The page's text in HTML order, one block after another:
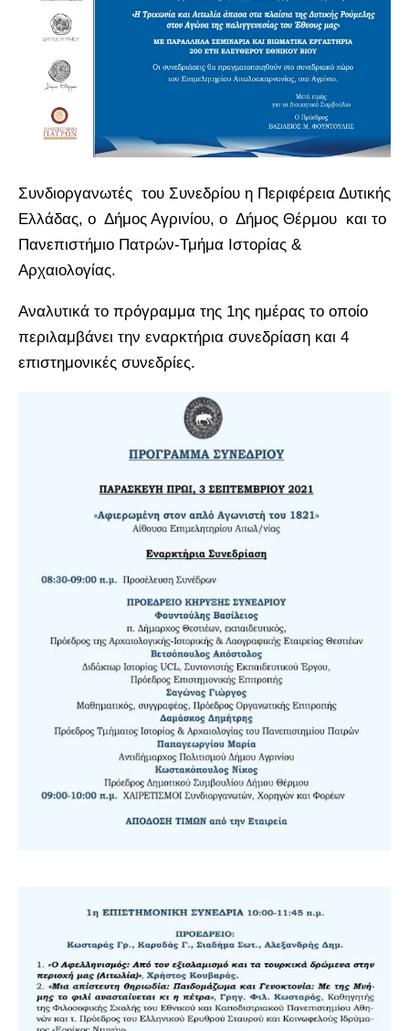
Συνδιοργανωτές του Συνεδρίου η Περιφέρεια Δυτικής
Ελλάδας, ο Δήμος Αγρινίου, ο Δήμος Θέρμου και το
Πανεπιστήμιο Πατρών-Τμήμα Ιστορίας &
Αρχαιολογίας.
Αναλυτικά το πρόγραμμα της 1ης ημέρας το οποίο
περιλαμβάνει την εναρκτήρια συνεδρίαση και 4
επιστημονικές συνεδρίες.